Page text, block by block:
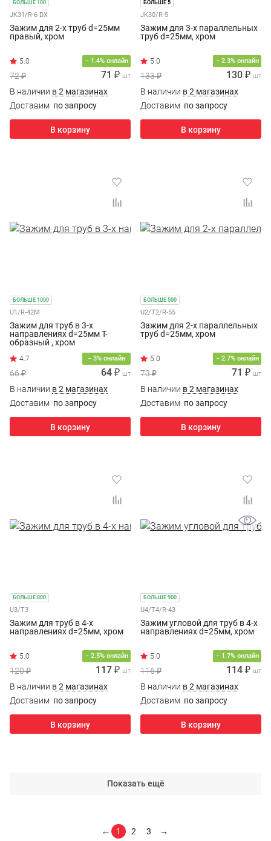
БОЛЬШЕ 100
JK31/R-6 DX
Зажим для 2-х труб d=25мм
правый, хром
− 1.4% онлайн
72 ₽ 71 ₽ шт
В наличии в 2 магазинах
Доставим по запросу
В корзину
БОЛЬШЕ 5
JK30/R-5
Зажим для 3-х параллельных
труб d=25мм, хром
− 2.3% онлайн
133 ₽ 130 ₽ шт
В наличии в 2 магазинах
Доставим по запросу
В корзину
БОЛЬШЕ 1000
U1/R-42M
Зажим для труб в 3-х
направлениях d=25мм Т-
образный , хром
4.7 − 3% онлайн
66 ₽ 64 ₽ шт
В наличии в 2 магазинах
Доставим по запросу
В корзину
БОЛЬШЕ 500
U2/T2/R-55
Зажим для 2-х параллельных
труб d=25мм, хром
5.0 − 2.7% онлайн
73 ₽ 71 ₽ шт
В наличии в 2 магазинах
Доставим по запросу
В корзину
БОЛЬШЕ 800
U3/T3
Зажим для труб в 4-х
направлениях d=25мм, хром
5.0 − 2.5% онлайн
120 ₽ 117 ₽ шт
В наличии в 2 магазинах
Доставим по запросу
В корзину
БОЛЬШЕ 900
U4/T4/R-43
Зажим угловой для труб в 4-х
направлениях d=25мм, хром
5.0 − 1.7% онлайн
116 ₽ 114 ₽ шт
В наличии в 2 магазинах
Доставим по запросу
В корзину
Показать ещё
← 1 2 3 →